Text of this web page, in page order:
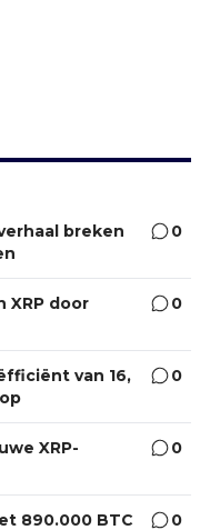
breken
0
XRP door
0
van 16,
0
XRP-
0
890.000 BTC
0